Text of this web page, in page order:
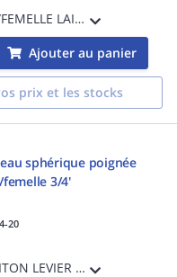
VANNE MALE/FEMELLE LAITON LEV.PLAT ROUGE 3/4'
Ajouter au panier
prix et les stocks
sphérique poignée
3/4'
20
VANNE F/F LAITON LEVIER PLAT ROUGE 3/4'